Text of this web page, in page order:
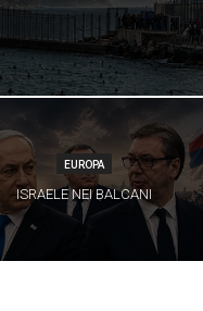
EUROPA
ISRAELE NEI BALCANI